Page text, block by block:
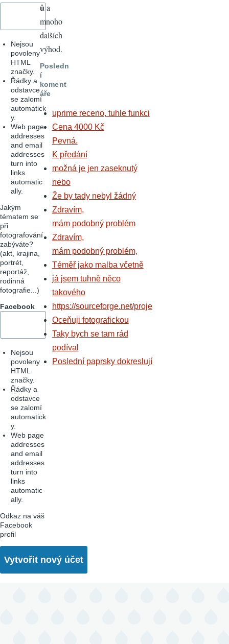
Nejsou
povoleny
HTML
značky.
Řádky a
odstavce
se zalomí
automatick
y.
Web page
addresses
and email
addresses
turn into
links
automatic
ally.
Jakým
tématem se
při
fotografování
zabýváte?
(akt, krajina,
portrét,
reportáž,
rodinná
fotografie...)
Facebook
Nejsou
povoleny
HTML
značky.
Řádky a
odstavce
se zalomí
automatick
y.
Web page
addresses
and email
addresses
turn into
links
automatic
ally.
Odkaz na váš
Facebook
profil
ůa
mnoho
dalších
výhod.
Posledn
í
koment
áře
uprime receno, tuhle funkci
Cena 4000 Kč
Pevná.
K předání
možná je jen zaseknutý
nebo
Že by tady nebyl žádný
Zdravím,
mám podobný problém
Zdravím,
mám podobný problém,
Téměř jako malba včetně
já jsem tuhně něco
takového
https://sourceforge.net/proje
Oceňuji fotografickou
Taky bych se tam rád
podíval
Poslední paprsky dokreslují